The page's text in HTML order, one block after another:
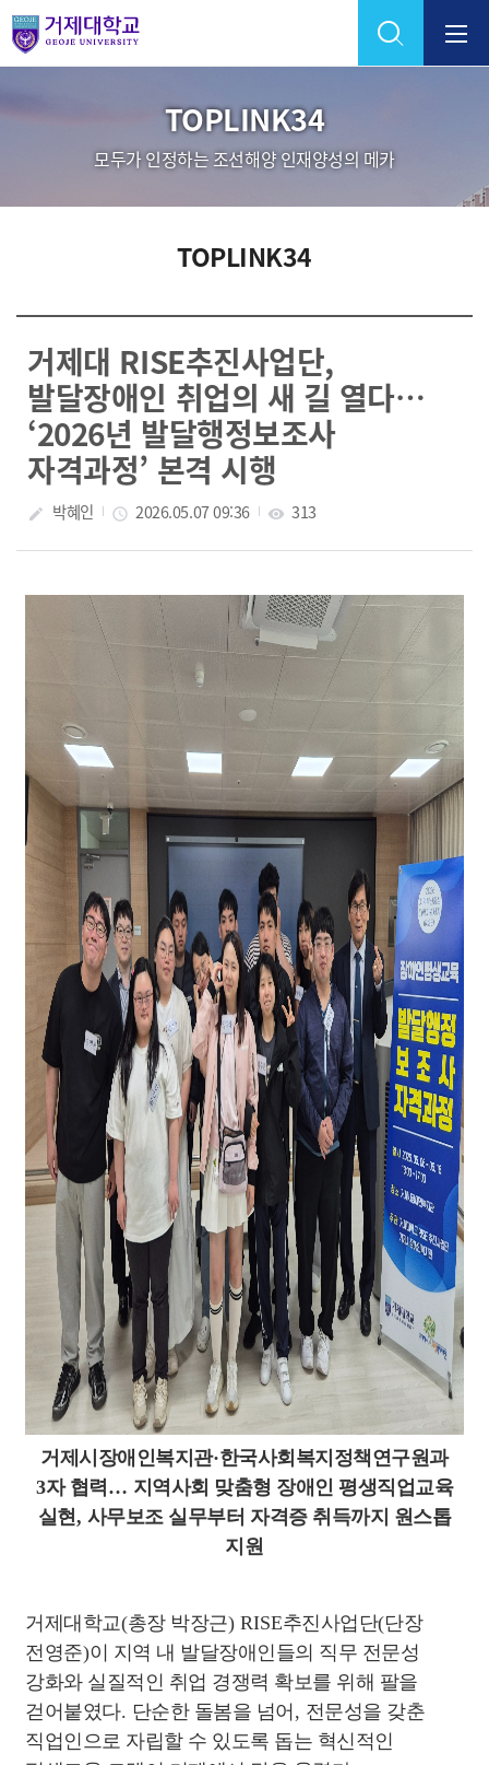
Skip Menu
TOPLINK34
모두가 인정하는 조선해양 인재양성의 메카
TOPLINK34
거제대 RISE추진사업단,
발달장애인 취업의 새 길 열다…
‘2026년 발달행정보조사
자격과정’ 본격 시행
create 박혜인 access_time 2026.05.07 09:36 visibility 313
거제시장애인복지관·한국사회복지정책연구원과
3자 협력 … 지역사회 맞춤형 장애인 평생직업교육
실현 , 사무보조 실무부터 자격증 취득까지 원스톱
지원
거제대학교(총장 박장근) RISE추진사업단(단장
전영준)이 지역 내 발달장애인들의 직무 전문성
강화와 실질적인 취업 경쟁력 확보를 위해 팔을
걷어붙였다. 단순한 돌봄을 넘어 , 전문성을 갖춘
직업인으로 자립할 수 있도록 돕는 혁신적인